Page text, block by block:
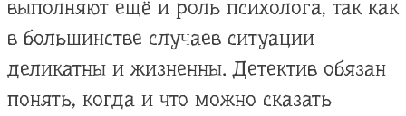
выполняют ещё и роль психолога, так как
в большинстве случаев ситуации
деликатны и жизненны. Детектив обязан
понять, когда и что можно сказать